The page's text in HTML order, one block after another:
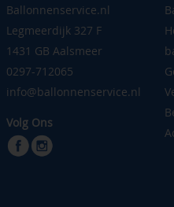
Ballonnenservice.nl
Legmeerdijk 327 F
1431 GB Aalsmeer
0297-712065
info@ballonnenservice.nl
Volg Ons